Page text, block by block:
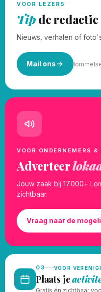
VOOR LEZERS
Tipde redactie
Nieuws, verhalen of
Mail ons
VOOR ONDERNEMERS
Adverteer
Jouw zaak bij 17.000+
zichtbaar.
Vraag naar de
03 VOOR
Plaats je
Gratis én zichtbaar